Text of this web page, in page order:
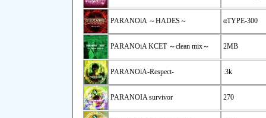
PARANOiA ～HADES～ αTYPE-300
PARANOiA KCET ～clean mix～ 2MB
PARANOiA-Respect- .3k
PARANOIA survivor 270